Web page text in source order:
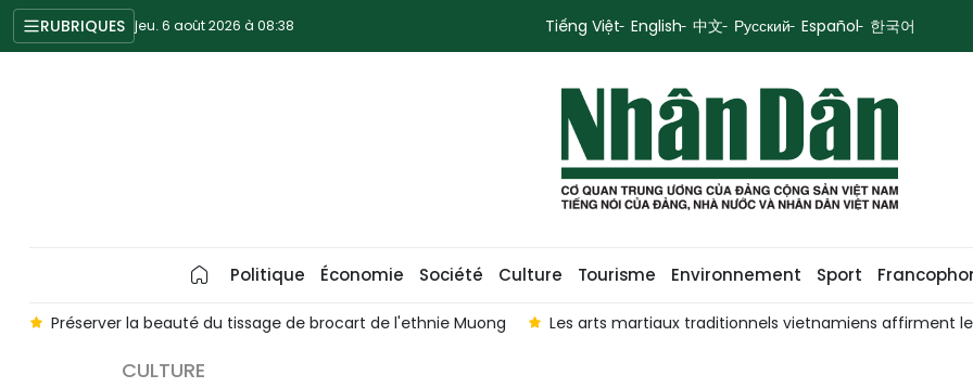
RUBRIQUES jeu. 6 août 2026 à 08:38 Tiếng Việt English 中文 Русский Español 한국어
Politique Économie Société Culture Tourisme Environnement Sport
Préserver la beauté du tissage de brocart de l'ethnie Muong Les arts martiaux traditionnels vietnamiens affirment
CULTURE